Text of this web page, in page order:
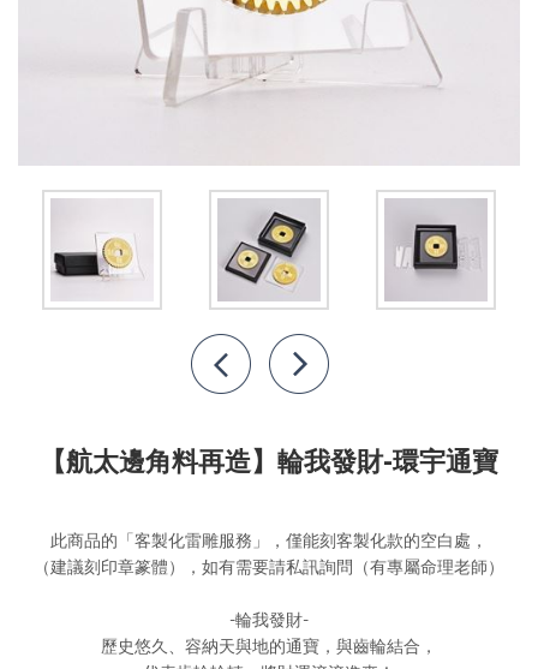
【航太邊角料再造】輪我發財-環宇通寶
此商品的「客製化雷雕服務」，僅能刻客製化款的空白處，
（建議刻印章篆體），如有需要請私訊詢問（有專屬命理老師）
-輪我發財-
歷史悠久、容納天與地的通寶，與齒輪結合，